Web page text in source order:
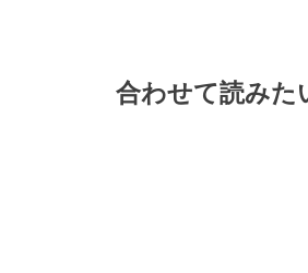
合わせて読みた